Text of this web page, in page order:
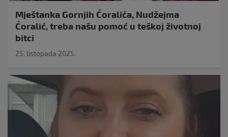
Mještanka Gornjih Ćoralića, Nudžejma
Ćoralić, treba našu pomoć u teškoj životnoj
bitci
25. listopada 2025.